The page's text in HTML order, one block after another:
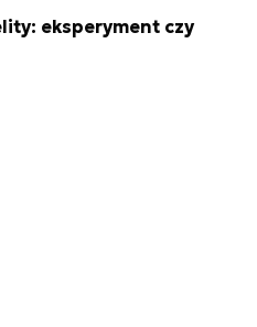
eksperyment czy